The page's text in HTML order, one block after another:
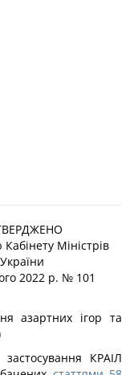
Міністрів
України
2022 р. № 101
азартних ігор та
КРАІЛ